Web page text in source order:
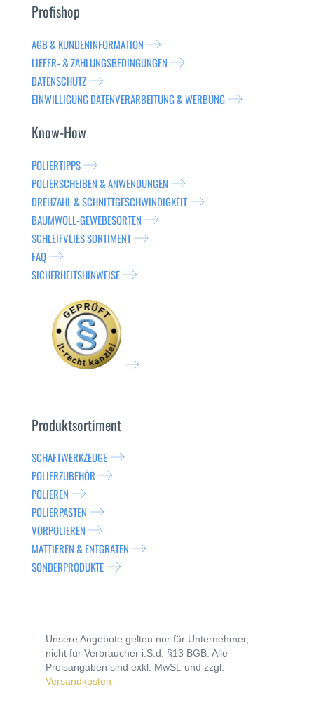
Profishop
AGB & KUNDENINFORMATION
LIEFER- & ZAHLUNGSBEDINGUNGEN
DATENSCHUTZ
EINWILLIGUNG DATENVERARBEITUNG & WERBUNG
Know-How
POLIERTIPPS
POLIERSCHEIBEN & ANWENDUNGEN
DREHZAHL & SCHNITTGESCHWINDIGKEIT
BAUMWOLL-GEWEBESORTEN
SCHLEIFVLIES SORTIMENT
FAQ
SICHERHEITSHINWEISE
Produktsortiment
SCHAFTWERKZEUGE
POLIERZUBEHÖR
POLIEREN
POLIERPASTEN
VORPOLIEREN
MATTIEREN & ENTGRATEN
SONDERPRODUKTE
Unsere Angebote gelten nur für Unternehmer,
nicht für Verbraucher i.S.d. §13 BGB. Alle
Preisangaben sind exkl. MwSt. und zzgl.
Versandkosten